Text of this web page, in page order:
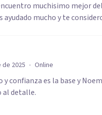
muchisimo mejor
ayudado mucho y te
2025 · Online
confianza es la base y
al detalle.